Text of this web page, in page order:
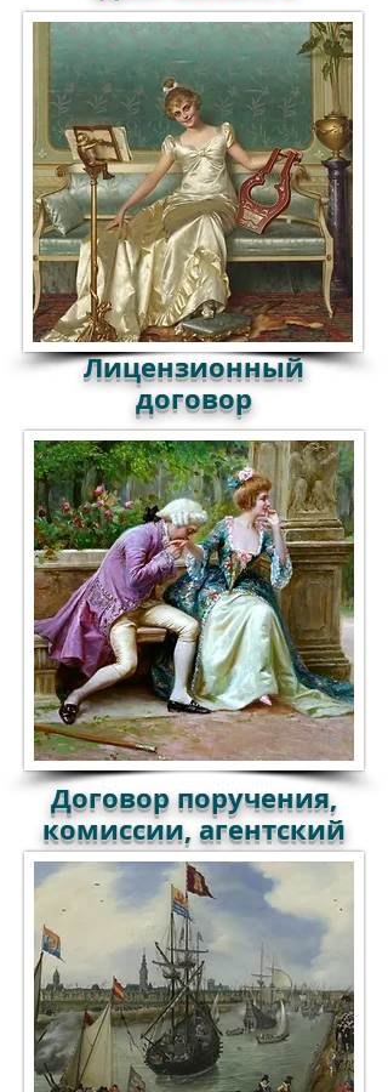
Лицензионный
договор
Договор поручения,
комиссии, агентский